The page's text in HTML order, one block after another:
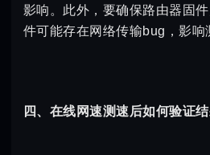
影响。此外，要确保路由器固
件可能存在网络传输bug，影响
四、在线网速测速后如何验证结